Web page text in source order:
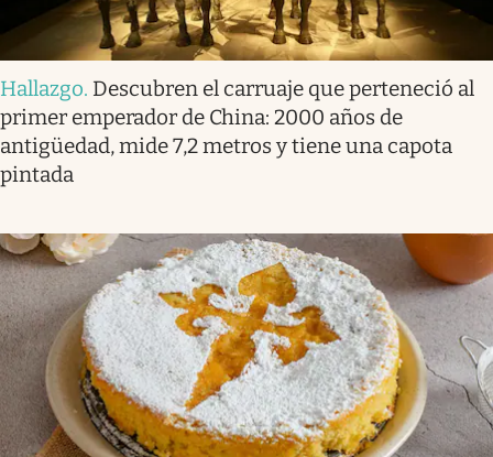
Hallazgo. Descubren el carruaje que perteneció al
primer emperador de China: 2000 años de
antigüedad, mide 7,2 metros y tiene una capota
pintada